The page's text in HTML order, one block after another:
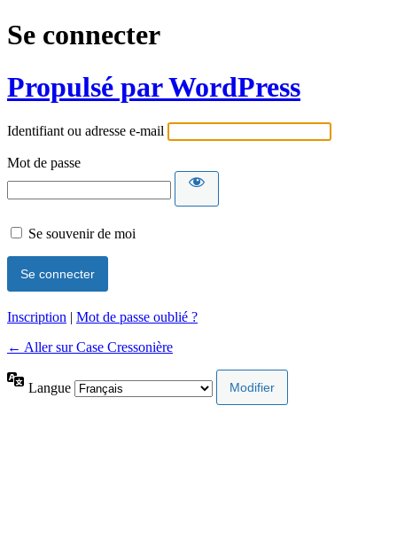
Se connecter
Propulsé par WordPress
Identifiant ou adresse e-mail
Mot de passe
Se souvenir de moi
Inscription | Mot de passe oublié ?
← Aller sur Case Cressonière
Langue